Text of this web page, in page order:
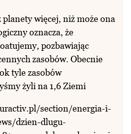
więcej, niż może ona
oznacza, że
pozbawiając
zasobów. Obecnie
tyle zasobów
żyli na 1,6 Ziemi
section/energia-i-
dzien-dlugu-